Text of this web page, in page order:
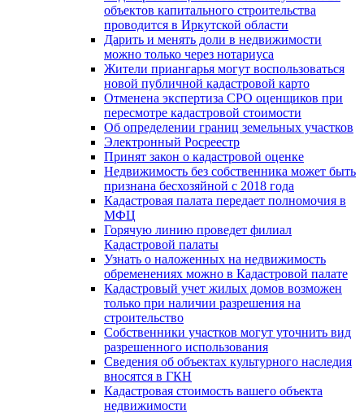
объектов капитального строительства
проводится в Иркутской области
Дарить и менять доли в недвижимости
можно только через нотариуса
Жители приангарья могут воспользоваться
новой публичной кадастровой карто
Отменена экспертиза СРО оценщиков при
пересмотре кадастровой стоимости
Об определении границ земельных участков
Электронный Росреестр
Принят закон о кадастровой оценке
Недвижимость без собственника может быть
признана бесхозяйной с 2018 года
Кадастровая палата передает полномочия в
МФЦ
Горячую линию проведет филиал
Кадастровой палаты
Узнать о наложенных на недвижимость
обременениях можно в Кадастровой палате
Кадастровый учет жилых домов возможен
только при наличии разрешения на
строительство
Собственники участков могут уточнить вид
разрешенного использования
Сведения об объектах культурного наследия
вносятся в ГКН
Кадастровая стоимость вашего объекта
недвижимости